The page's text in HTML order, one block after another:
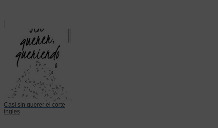
Casi sin querer el corte
ingles